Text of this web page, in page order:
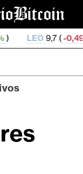
(-0,49%) ZEC